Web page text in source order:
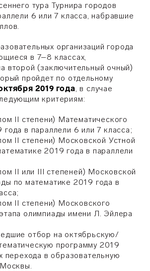
тура Турнира городов
6 или 7 класса, набравшие
организаций города
в 7–8 классах,
второй (заключительный очный)
пройдет по отдельному
2019 года, в случае
критериям:
II степени) Математического
года в параллели 6 или 7 класса;
II степени) Московской Устной
2019 года в параллели
II или III степеней) Московской
по математике 2019 года в
II степени) Московского
олимпиады имени Л. Эйлера
отбор на октябрьскую/
программу 2019
перехода в образовательную